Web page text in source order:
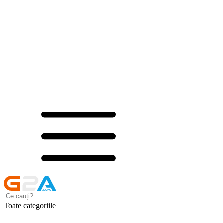
Toate categoriile